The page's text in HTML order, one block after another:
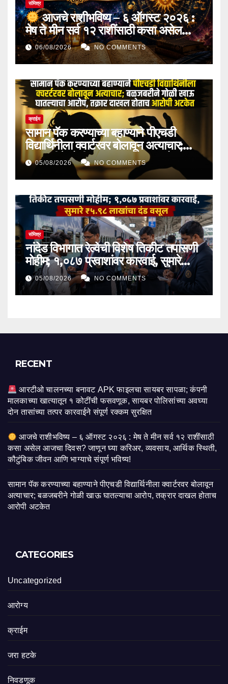
संमिश्र
आजचे राशीभविष्य – ६ ऑगस्ट २०२६ :
मेष ते मीन सर्व १२ राशींसाठी कसा असेल
आजचा दिवस? जाणून घ्या करिअर, व्यवसाय,
आर्थिक स्थिती, कौटुंबिक जीवन आणि भाग्याचे
संपूर्ण भविष्य!
06/08/2026 NO COMMENTS
क्राईम
सामान पॅक करण्याच्या बहाण्याने पीएचडी
विद्यार्थिनीला क्वार्टरवर बोलावून अत्याचार;
बळजबरीने गोळी खाऊ घातल्याचा आरोप,
तक्रार दाखल होताच आरोपी अटकेत
05/08/2026 NO COMMENTS
संमिश्र
नांदेड विभागात रेल्वेची विशेष तिकीट तपासणी
मोहीम; १,०८७ प्रवाशांवर कारवाई, सुमारे
₹५.९८ लाखांचा दंड वसूल
05/08/2026 NO COMMENTS
RECENT
आरटीओ चालनच्या बनावट APK फाइलचा सायबर सापळा; कंपनी
मालकाच्या खात्यातून १ कोटींची फसवणूक, सायबर पोलिसांच्या अवघ्या
दोन तासांच्या तत्पर कारवाईने संपूर्ण रक्कम सुरक्षित
आजचे राशीभविष्य – ६ ऑगस्ट २०२६ : मेष ते मीन सर्व १२ राशींसाठी
कसा असेल आजचा दिवस? जाणून घ्या करिअर, व्यवसाय, आर्थिक स्थिती,
कौटुंबिक जीवन आणि भाग्याचे संपूर्ण भविष्य!
सामान पॅक करण्याच्या बहाण्याने पीएचडी विद्यार्थिनीला क्वार्टरवर बोलावून
अत्याचार; बळजबरीने गोळी खाऊ घातल्याचा आरोप, तक्रार दाखल होताच
आरोपी अटकेत
CATEGORIES
Uncategorized
आरोग्य
क्राईम
जरा हटके
निवडणूक